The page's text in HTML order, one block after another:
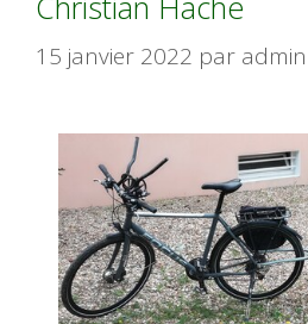
15 janvier 2022 par admin